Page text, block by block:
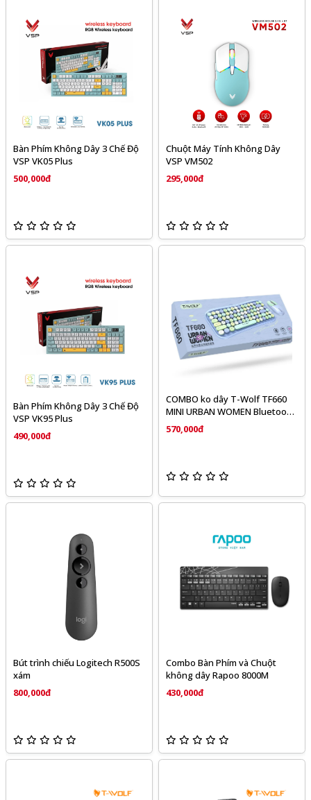
Bàn Phím Không Dây 3 Chế Độ
VSP VK05 Plus
500,000đ
Chuột Máy Tính Không Dây
VSP VM502
295,000đ
Bàn Phím Không Dây 3 Chế Độ
VSP VK95 Plus
490,000đ
COMBO ko dây T-Wolf TF660
MINI URBAN WOMEN Bluetooth
+ wireless ( phím tròn, xanh,
đỏ, kem)
570,000đ
Bút trình chiếu Logitech R500S
xám
800,000đ
Combo Bàn Phím và Chuột
không dây Rapoo 8000M
430,000đ